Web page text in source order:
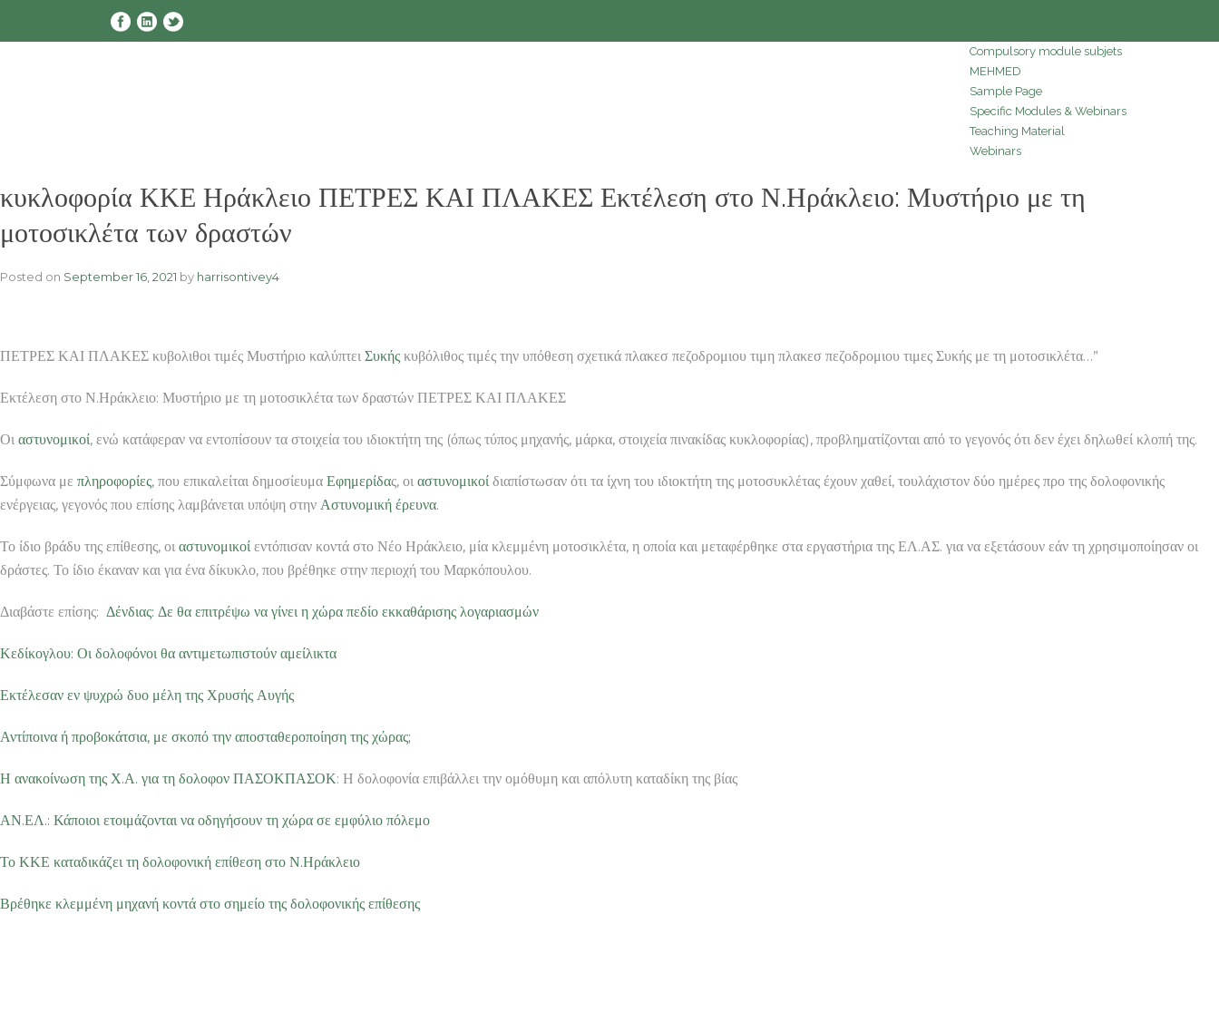
Compulsory module subjets
MEHMED
Sample Page
Specific Modules & Webinars
Teaching Material
Webinars
κυκλοφορία ΚΚΕ Ηράκλειο ΠΕΤΡΕΣ ΚΑΙ ΠΛΑΚΕΣ Εκτέλεση στο Ν.Ηράκλειο: Μυστήριο με τη
μοτοσικλέτα των δραστών
Posted on September 16, 2021 by harrisontivey4
ΠΕΤΡΕΣ ΚΑΙ ΠΛΑΚΕΣ κυβολιθοι τιμές Μυστήριο καλύπτει Συκής κυβόλιθος τιμές την υπόθεση σχετικά πλακεσ πεζοδρομιου τιμη πλακεσ πεζοδρομιου τιμες Συκής με τη μοτοσικλέτα…”
Εκτέλεση στο Ν.Ηράκλειο: Μυστήριο με τη μοτοσικλέτα των δραστών ΠΕΤΡΕΣ ΚΑΙ ΠΛΑΚΕΣ
Οι αστυνομικοί, ενώ κατάφεραν να εντοπίσουν τα στοιχεία του ιδιοκτήτη της (όπως τύπος μηχανής, μάρκα, στοιχεία πινακίδας κυκλοφορίας), προβληματίζονται από το γεγονός ότι δεν έχει δηλωθεί κλοπή της.
Σύμφωνα με πληροφορίες, που επικαλείται δημοσίευμα Εφημερίδας, οι αστυνομικοί διαπίστωσαν ότι τα ίχνη του ιδιοκτήτη της μοτοσυκλέτας έχουν χαθεί, τουλάχιστον δύο ημέρες προ της δολοφονικής
ενέργειας, γεγονός που επίσης λαμβάνεται υπόψη στην Αστυνομική έρευνα.
Το ίδιο βράδυ της επίθεσης, οι αστυνομικοί εντόπισαν κοντά στο Νέο Ηράκλειο, μία κλεμμένη μοτοσικλέτα, η οποία και μεταφέρθηκε στα εργαστήρια της ΕΛ.ΑΣ. για να εξετάσουν εάν τη χρησιμοποίησαν οι
δράστες. Το ίδιο έκαναν και για ένα δίκυκλο, που βρέθηκε στην περιοχή του Μαρκόπουλου.
Διαβάστε επίσης: Δένδιας: Δε θα επιτρέψω να γίνει η χώρα πεδίο εκκαθάρισης λογαριασμών
Κεδίκογλου: Οι δολοφόνοι θα αντιμετωπιστούν αμείλικτα
Εκτέλεσαν εν ψυχρώ δυο μέλη της Χρυσής Αυγής
Αντίποινα ή προβοκάτσια, με σκοπό την αποσταθεροποίηση της χώρας;
Η ανακοίνωση της Χ.Α. για τη δολοφον ΠΑΣΟΚΠΑΣΟΚ: Η δολοφονία επιβάλλει την ομόθυμη και απόλυτη καταδίκη της βίας
ΑΝ.ΕΛ.: Κάποιοι ετοιμάζονται να οδηγήσουν τη χώρα σε εμφύλιο πόλεμο
Το ΚΚΕ καταδικάζει τη δολοφονική επίθεση στο Ν.Ηράκλειο
Βρέθηκε κλεμμένη μηχανή κοντά στο σημείο της δολοφονικής επίθεσης